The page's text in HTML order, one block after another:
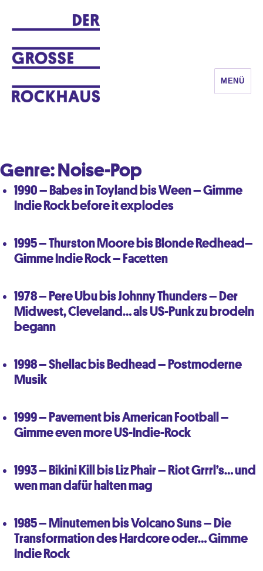
MENÜ
Genre:Noise-Pop
1990 – Babes in Toyland bis Ween – Gimme
Indie Rock before it explodes
1995 – Thurston Moore bis Blonde Redhead–
Gimme Indie Rock – Facetten
1978 – Pere Ubu bis Johnny Thunders – Der
Midwest, Cleveland… als US-Punk zu brodeln
begann
1998 – Shellac bis Bedhead – Postmoderne
Musik
1999 – Pavement bis American Football –
Gimme even more US-Indie-Rock
1993 – Bikini Kill bis Liz Phair – Riot Grrrl’s… und
wen man dafür halten mag
1985 – Minutemen bis Volcano Suns – Die
Transformation des Hardcore oder… Gimme
Indie Rock